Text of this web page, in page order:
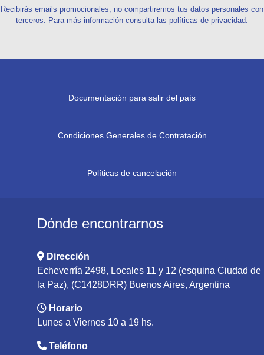
Recibirás emails promocionales, no compartiremos tus datos personales con
terceros. Para más información consulta las políticas de privacidad.
Documentación para salir del país
Condiciones Generales de Contratación
Políticas de cancelación
Dónde encontrarnos
Dirección
Echeverría 2498, Locales 11 y 12 (esquina Ciudad de
la Paz), (C1428DRR) Buenos Aires, Argentina
Horario
Lunes a Viernes 10 a 19 hs.
Teléfono